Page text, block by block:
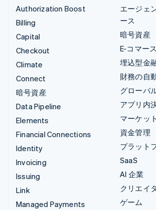
Authorization Boost
Billing
Capital
Checkout
Climate
Connect
暗号資産
Data Pipeline
Elements
Financial Connections
Identity
Invoicing
Issuing
Link
Managed Payments
エージェ
ース
暗号資産
E-コマース
埋込型金
財務の自
グローバ
アプリ内
マーケッ
資金管理
プラット
SaaS
AI 企業
クリエイ
ゲーム